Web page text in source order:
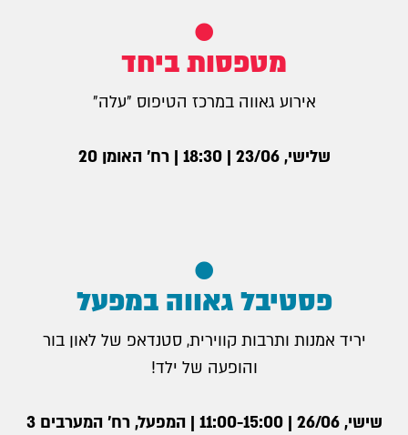
מטפסות ביחד
אירוע גאווה במרכז הטיפוס ״עלה״
שלישי, 23/06 | 18:30 | רח׳ האומן 20
פסטיבל גאווה במפעל
יריד אמנות ותרבות קווירית, סטנדאפ של לאון בור
והופעה של ילד!
שישי, 26/06 | 11:00-15:00 | המפעל, רח׳ המערבים 3